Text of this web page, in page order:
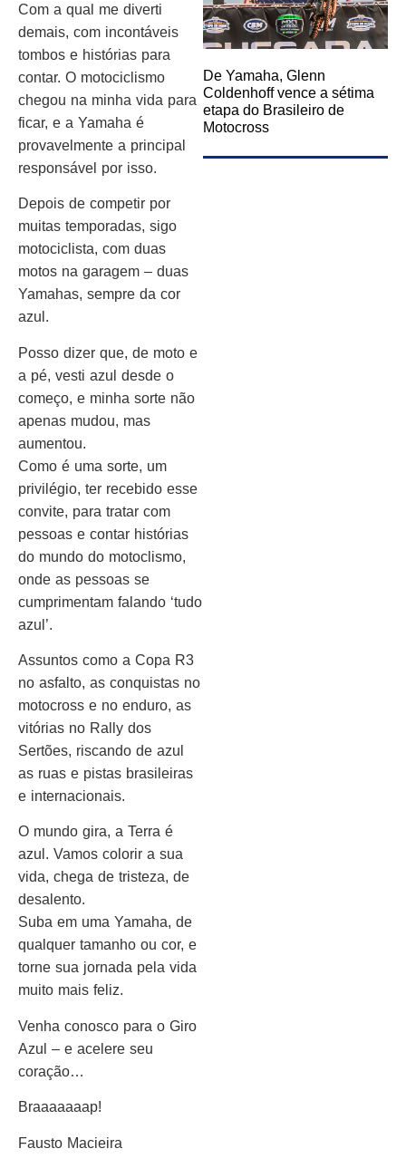
Com a qual me diverti
demais, com incontáveis
tombos e histórias para
contar. O motociclismo
chegou na minha vida para
ficar, e a Yamaha é
provavelmente a principal
responsável por isso.
Depois de competir por
muitas temporadas, sigo
motociclista, com duas
motos na garagem – duas
Yamahas, sempre da cor
azul.
Posso dizer que, de moto e
a pé, vesti azul desde o
começo, e minha sorte não
apenas mudou, mas
aumentou.
Como é uma sorte, um
privilégio, ter recebido esse
convite, para tratar com
pessoas e contar histórias
do mundo do motoclismo,
onde as pessoas se
cumprimentam falando ‘tudo
azul’.
Assuntos como a Copa R3
no asfalto, as conquistas no
motocross e no enduro, as
vitórias no Rally dos
Sertões, riscando de azul
as ruas e pistas brasileiras
e internacionais.
O mundo gira, a Terra é
azul. Vamos colorir a sua
vida, chega de tristeza, de
desalento.
Suba em uma Yamaha, de
qualquer tamanho ou cor, e
torne sua jornada pela vida
muito mais feliz.
Venha conosco para o Giro
Azul – e acelere seu
coração…
Braaaaaaap!
Fausto Macieira
De Yamaha, Glenn
Coldenhoff vence a sétima
etapa do Brasileiro de
Motocross